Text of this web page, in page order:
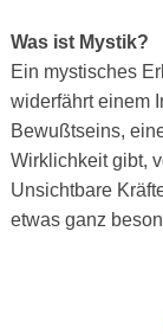
Was ist Mystik?
Ein mystisches
widerfährt einem
Bewußtseins,
Wirklichkeit gibt,
Unsichtbare
etwas ganz